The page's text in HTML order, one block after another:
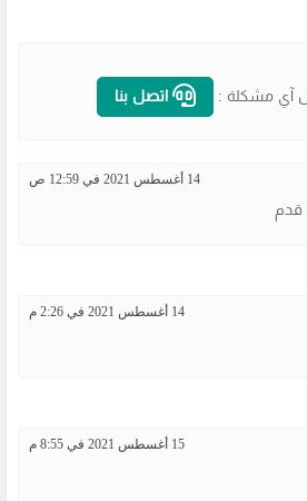
آي مشكلة : اتصل بنا
14 أغسطس 2021 في 12:59 ص
قدم
14 أغسطس 2021 في 2:26 م
15 أغسطس 2021 في 8:55 م